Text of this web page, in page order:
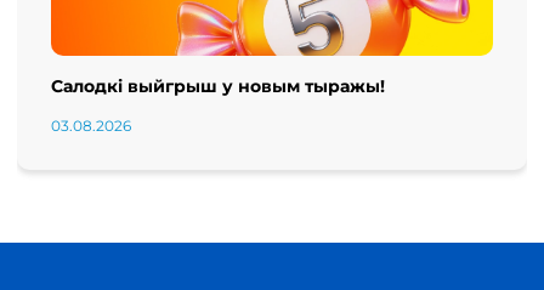
Салодкі выйгрыш у новым тыражы!
03.08.2026